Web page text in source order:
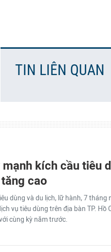
TIN LIÊN QUAN
kích cầu tiêu
cao
dùng và du lịch, lữ hành, 7 tháng
vụ tiêu dùng trên địa bàn TP. Hồ
cùng kỳ năm trước.